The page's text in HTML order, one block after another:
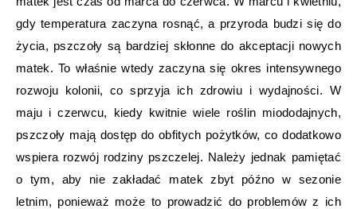
gdy temperatura zaczyna rosnąć, a przyroda budzi się do
życia, pszczoły są bardziej skłonne do akceptacji nowych
matek. To właśnie wtedy zaczyna się okres intensywnego
rozwoju kolonii, co sprzyja ich zdrowiu i wydajności. W
maju i czerwcu, kiedy kwitnie wiele roślin miododajnych,
pszczoły mają dostęp do obfitych pożytków, co dodatkowo
wspiera rozwój rodziny pszczelej. Należy jednak pamiętać
o tym, aby nie zakładać matek zbyt późno w sezonie
letnim, ponieważ może to prowadzić do problemów z ich